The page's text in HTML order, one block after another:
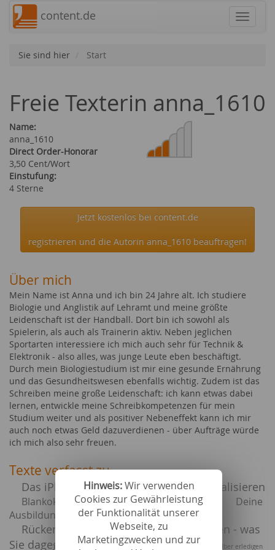
Hinweis:Wir verwenden
Cookies zur Gewährleistung
der Funktionalität unserer
Webseite, zu
Marketingzwecken und zur
content.de
Sie sind hier Start
Freie Texterin anna_1610
Name:
anna_1610
Direct Order-Honorar
3,50 Cent/Wort
Einstufung:
4 Sterne
Jetzt kostenlos bei content.de
registrieren und die Autorin anna_1610 beauftragen!
Über mich
Mein Name ist Anna und ich bin 24 Jahre alt. Ich studiere
Biologie und Anglistik auf Lehramt und meine größte
Leidenschaft ist der Handball. Dort bin ich sowohl als
Spielerin, als auch als Trainerin aktiv. Neben jeglichen
Sportarten interessiere ich mich auch sehr für Technik &
Elektronik - also alles, was junge Leute eben beschäftigt.
Durch mein Biologiestudium ist mir eine gesunde Ernährung
und das Gesundheitswesen ebenfalls wichtig. Zudem ist das
Schreiben meine große Leidenschaft: ich kann etwas dabei
lernen, entwickle meine Schreibkompetenzen für mein
Studium weiter und als positiver Nebeneffekt kann ich mir
auch noch etwas Geld dazuverdienen - über Aufträge würde
ich mich also sehr freuen.
Texte verfasst zu
Das iPhone wiederherstellen bzw. aktualisieren
Blankokarten online individuell designen
Deine
Ausbildung zum Fitnesstrainer mit A-Lizenz
Rückenschmerzen beim Motorradfahren - was
Sie dagegen tun können
Die Buchhaltung - selber erledigen